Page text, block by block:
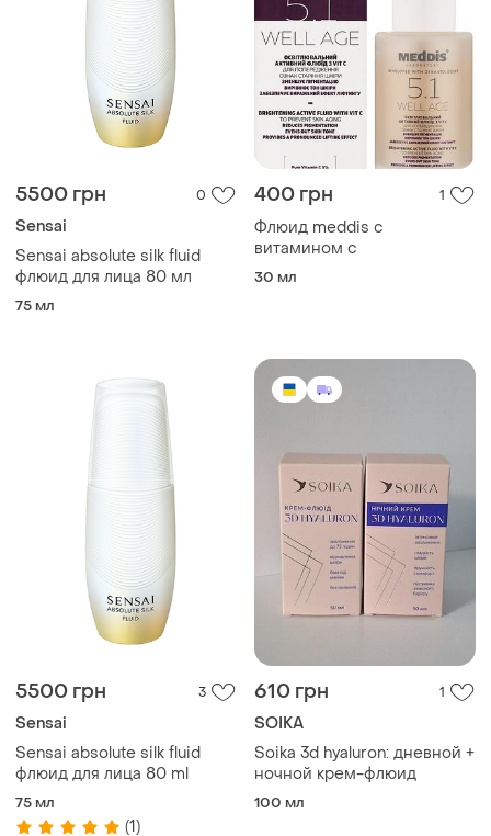
5500 грн 0
Sensai
Sensai absolute silk fluid
флюид для лица 80 мл
75 мл
400 грн 1
Флюид meddis с
витамином с
30 мл
5500 грн 3
Sensai
Sensai absolute silk fluid
флюид для лица 80 ml
75 мл
(1)
610 грн 1
SOIKA
Soika 3d hyaluron: дневной +
ночной крем-флюид
100 мл